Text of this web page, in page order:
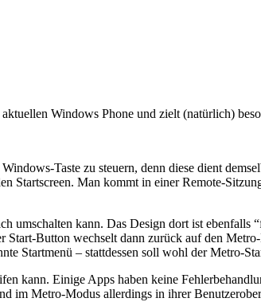
Windows Phone und zielt (natürlich)
Taste zu steuern, denn diese dient
Startscreen. Man kommt in einer Remote-
umschalten kann. Das Design dort ist
Button wechselt dann zurück auf den
Startmenü – stattdessen soll wohl der Metro-
kann. Einige Apps haben keine
im Metro-Modus allerdings in ihrer